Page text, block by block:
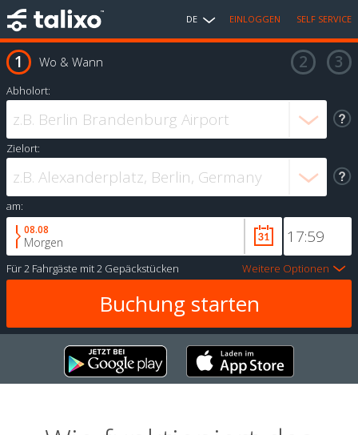
DE EINLOGGEN SELF SERVICE
Wo & Wann
Abholort:
Zielort:
am:
08.08
Morgen
Für2 Fahrgäste mit2 Gepäckstücken Weitere Optionen